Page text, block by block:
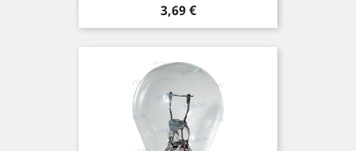
Prix
3,69 €